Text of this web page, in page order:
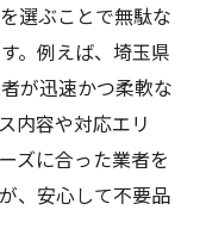
選ぶことで無駄な
。例えば、埼玉県
が迅速かつ柔軟な
内容や対応エリ
ズに合った業者を
、安心して不要品